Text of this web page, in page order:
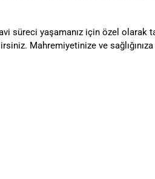
süreci yaşamanız için özel olarak
Mahremiyetinize ve sağlığınıza